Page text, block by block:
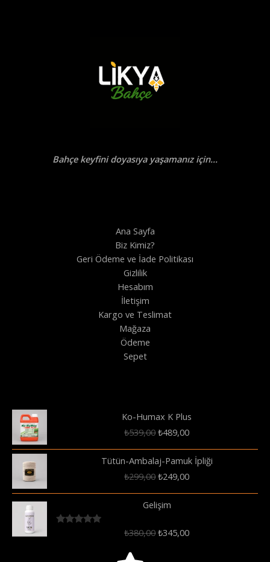
Bahçe keyfini doyasıya yaşamanız için...
Ana Sayfa
Biz Kimiz?
Geri Ödeme ve İade Politikası
Gizlilik
Hesabım
İletişim
Kargo ve Teslimat
Mağaza
Ödeme
Sepet
Ko-Humax K Plus
₺539,00Orijinal
₺539,00.
₺489,00Şu
fiyat:
₺489,00.
Tütün-Ambalaj-Pamuk İpliği
₺299,00Orijinal
₺299,00.
₺249,00Şu
Gelişim
₺380,00Orijinal
₺345,00Şu